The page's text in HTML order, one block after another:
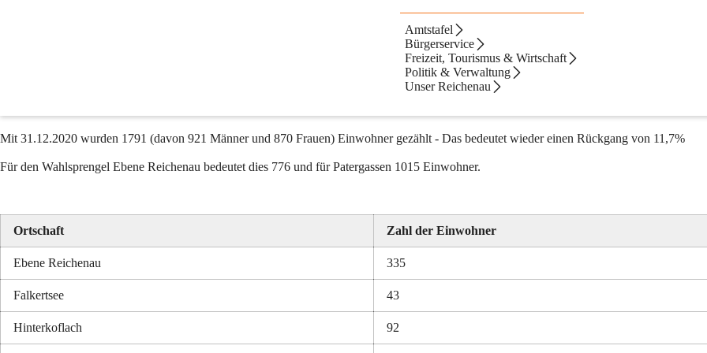
Amtstafel
Bürgerservice
Freizeit, Tourismus & Wirtschaft
Politik & Verwaltung
Unser Reichenau
Die Volkszählung von 2001 ergab eine Wohnbevölkerung von 2029 (davon 1042 Männer und 987 Frauen)Einwohnern, während 1991 noch
Mit 31.12.2020 wurden 1791 (davon 921 Männer und 870 Frauen) Einwohner gezählt - Das bedeutet wieder einen Rückgang von 11,7%
Für den Wahlsprengel Ebene Reichenau bedeutet dies 776 und für Patergassen 1015 Einwohner.
Ortschaft Zahl der Einwohner
Ebene Reichenau 335
Falkertsee 43
Hinterkoflach 92